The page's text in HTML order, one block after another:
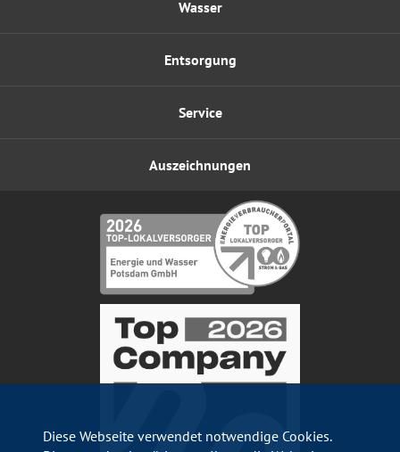
Wasser
Entsorgung
Service
Auszeichnungen
Diese Webseite verwendet notwendige Cookies.